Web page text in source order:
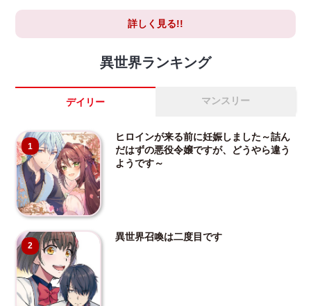
詳しく見る!!
異世界ランキング
デイリー マンスリー
1
ヒロインが来る前に妊娠しました～詰ん
だはずの悪役令嬢ですが、どうやら違う
ようです～
2
異世界召喚は二度目です